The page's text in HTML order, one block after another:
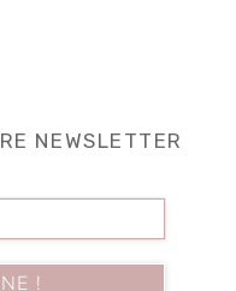
NEWSLETTER